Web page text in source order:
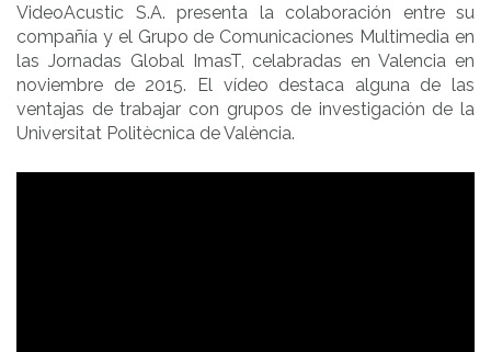
VideoAcustic S.A. presenta la colaboración entre su
compañía y el Grupo de Comunicaciones Multimedia en
las Jornadas Global ImasT, celabradas en Valencia en
noviembre de 2015. El vídeo destaca alguna de las
ventajas de trabajar con grupos de investigación de la
Universitat Politècnica de València.